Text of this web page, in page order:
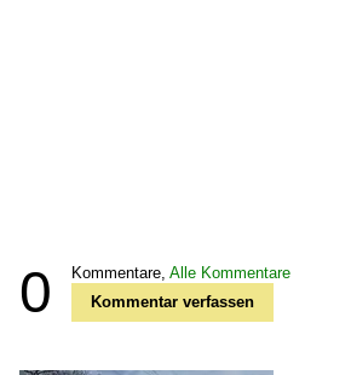
0 Kommentare, Alle Kommentare
Kommentar verfassen